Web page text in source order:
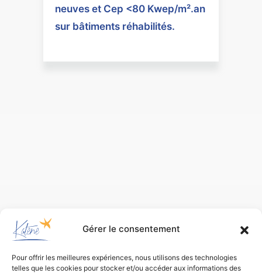
Gérer le consentement
Pour offrir les meilleures expériences, nous utilisons des technologies
telles que les cookies pour stocker et/ou accéder aux informations des
neuves et Cep <80 Kwep/m².an
sur bâtiments réhabilités.